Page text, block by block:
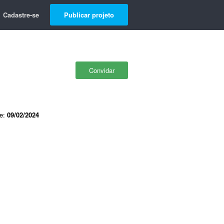
Cadastre-se Publicar projeto
Convidar
09/02/2024